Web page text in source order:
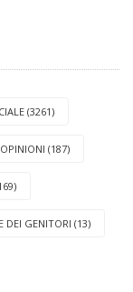
(3261)
OPINIONI (187)
DEI GENITORI (13)